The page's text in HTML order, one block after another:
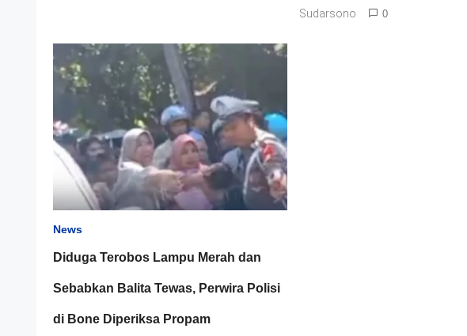
Sudarsono
0
News
Diduga Terobos Lampu Merah dan
Sebabkan Balita Tewas, Perwira Polisi
di Bone Diperiksa Propam